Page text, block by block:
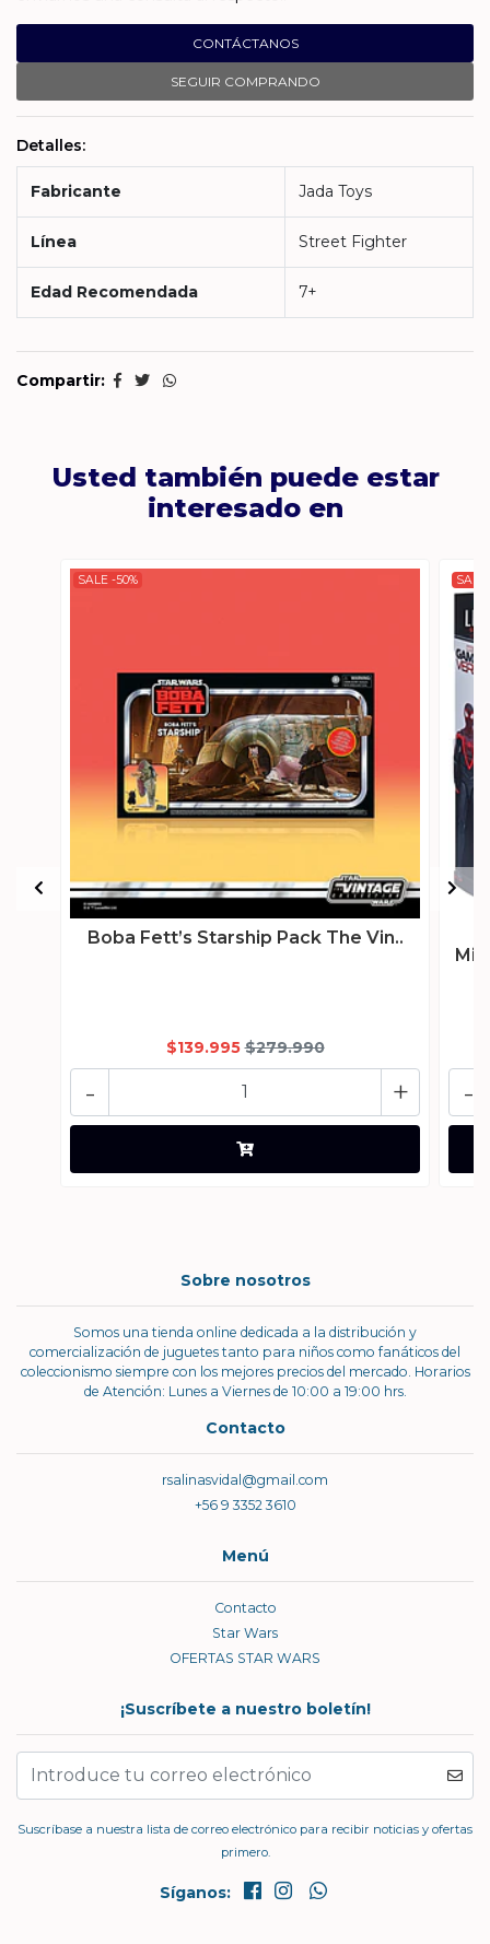
CONTÁCTANOS
SEGUIR COMPRANDO
Detalles:
Fabricante Jada Toys
Línea Street Fighter
Edad Recomendada 7+
Compartir:
Usted también puede estar
interesado en
SALE -50%
Boba Fett’s Starship Pack The Vin..
$139.995 $279.990
+
-
SALE
-
Sobre nosotros
Somos una tienda online dedicada a la distribución y
comercialización de juguetes tanto para niños como fanáticos del
coleccionismo siempre con los mejores precios del mercado. Horarios
de Atención: Lunes a Viernes de 10:00 a 19:00 hrs.
Contacto
rsalinasvidal@gmail.com
+56 9 3352 3610
Menú
Contacto
Star Wars
OFERTAS STAR WARS
¡Suscríbete a nuestro boletín!
Suscríbase a nuestra lista de correo electrónico para recibir noticias y ofertas
primero.
Síganos: